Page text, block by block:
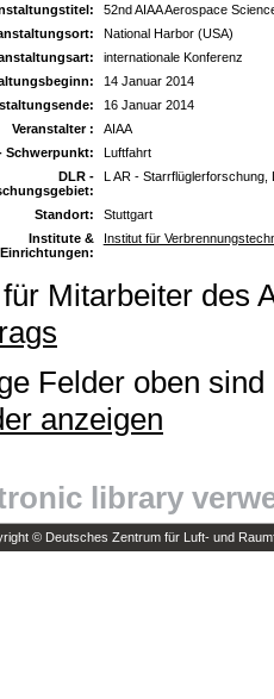
52nd AIAA Aerospace
National Harbor (USA)
internationale Konferenz
14 Januar 2014
16 Januar 2014
Veranstalter :
AIAA
Schwerpunkt:
Luftfahrt
DLR -
L AR - Starrflüglerforschung,
Standort:
Stuttgart
Institute &
Einrichtungen:
Institut für
Mitarbeiter des
Felder oben
anzeigen
library
© Deutsches Zentrum für Luft- und